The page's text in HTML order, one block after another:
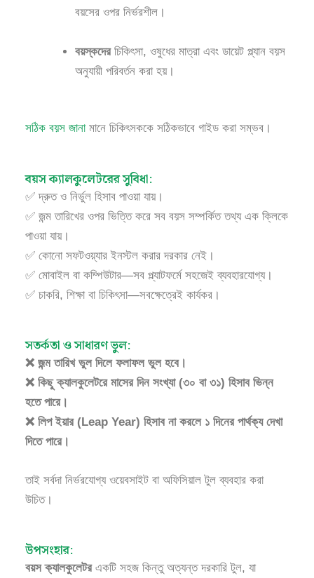
বয়সের ওপর নির্ভরশীল।
বয়স্কদেরচিকিৎসা, ওষুধের মাত্রা এবং ডায়েট প্ল্যান বয়স
অনুযায়ী পরিবর্তন করা হয়।
সঠিক বয়স জানামানে চিকিৎসককে সঠিকভাবে গাইড করা সম্ভব।
বয়স ক্যালকুলেটরের সুবিধা:
✅ দ্রুত ও নির্ভুল হিসাব পাওয়া যায়।
✅ জন্ম তারিখের ওপর ভিত্তি করে সব বয়স সম্পর্কিত তথ্য এক ক্লিকে
পাওয়া যায়।
✅ কোনো সফটওয়্যার ইনস্টল করার দরকার নেই।
✅ মোবাইল বা কম্পিউটার—সব প্ল্যাটফর্মে সহজেই ব্যবহারযোগ্য।
✅ চাকরি, শিক্ষা বা চিকিৎসা—সবক্ষেত্রেই কার্যকর।
সতর্কতা ও সাধারণ ভুল:
❌ জন্ম তারিখ ভুল দিলে ফলাফল ভুল হবে।
❌ কিছু ক্যালকুলেটরে মাসের দিন সংখ্যা (৩০ বা ৩১) হিসাব ভিন্ন
হতে পারে।
❌ লিপ ইয়ার (Leap Year) হিসাব না করলে ১ দিনের পার্থক্য দেখা
দিতে পারে।
তাই সর্বদা নির্ভরযোগ্য ওয়েবসাইট বা অফিসিয়াল টুল ব্যবহার করা
উচিত।
উপসংহার:
বয়স ক্যালকুলেটরএকটি সহজ কিন্তু অত্যন্ত দরকারি টুল, যা